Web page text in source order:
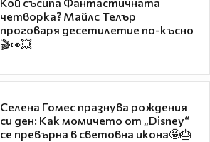
четворка? Майлс Телър
проговаря десетилетие по-късно
🎬👀💥
Селена Гомес празнува рождения
си ден: Как момичето от „Disney“
се превърна в световна икона🤩🎂